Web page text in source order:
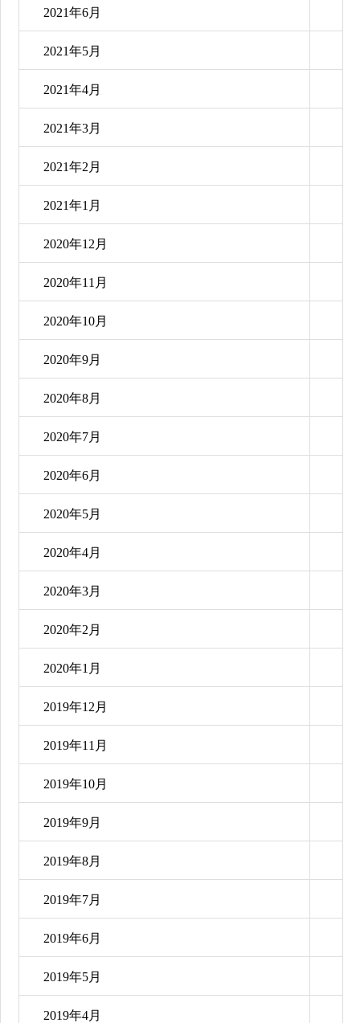
2021年6月
2021年5月
2021年4月
2021年3月
2021年2月
2021年1月
2020年12月
2020年11月
2020年10月
2020年9月
2020年8月
2020年7月
2020年6月
2020年5月
2020年4月
2020年3月
2020年2月
2020年1月
2019年12月
2019年11月
2019年10月
2019年9月
2019年8月
2019年7月
2019年6月
2019年5月
2019年4月